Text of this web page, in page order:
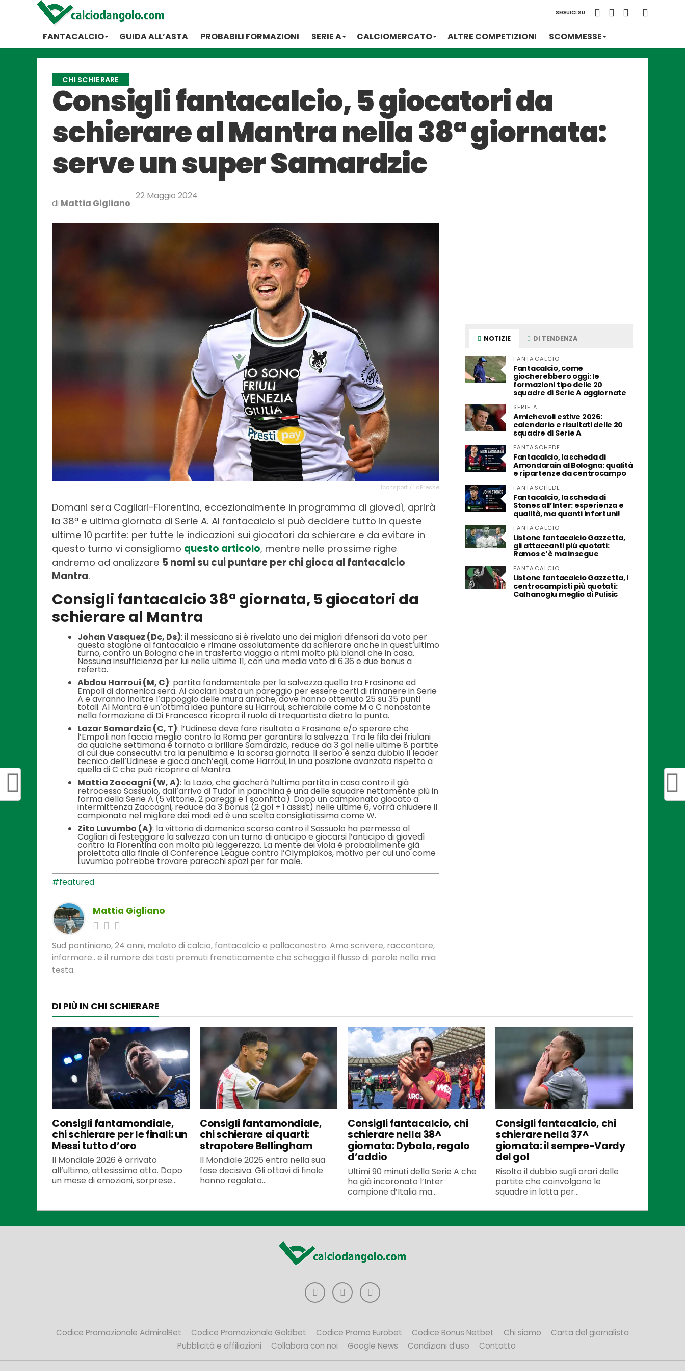
SEGUICI SU
FANTACALCIO GUIDA ALL’ASTA PROBABILI FORMAZIONI SERIE A CALCIOMERCATO ALTRE COMPETIZIONI SCOMMESSE
CHI SCHIERARE
Consigli fantacalcio, 5 giocatori da
schierare al Mantra nella 38ª giornata:
serve un super Samardzic
di Mattia Gigliano
22 Maggio 2024
Iconsport / LaPresse
Domani sera Cagliari-Fiorentina, eccezionalmente in programma di giovedì, aprirà
la 38ª e ultima giornata di Serie A. Al fantacalcio si può decidere tutto in queste
ultime 10 partite: per tutte le indicazioni sui giocatori da schierare e da evitare in
questo turno vi consigliamo questo articolo, mentre nelle prossime righe
andremo ad analizzare 5 nomi su cui puntare per chi gioca al fantacalcio
Mantra.
Consigli fantacalcio 38ª giornata, 5 giocatori da
schierare al Mantra
Johan Vasquez (Dc, Ds): il messicano si è rivelato uno dei migliori difensori da voto per
questa stagione al fantacalcio e rimane assolutamente da schierare anche in quest’ultimo
turno, contro un Bologna che in trasferta viaggia a ritmi molto più blandi che in casa.
Nessuna insufficienza per lui nelle ultime 11, con una media voto di 6.36 e due bonus a
referto.
Abdou Harroui (M, C): partita fondamentale per la salvezza quella tra Frosinone ed
Empoli di domenica sera. Ai ciociari basta un pareggio per essere certi di rimanere in Serie
A e avranno inoltre l’appoggio delle mura amiche, dove hanno ottenuto 25 su 35 punti
totali. Al Mantra è un’ottima idea puntare su Harroui, schierabile come M o C nonostante
nella formazione di Di Francesco ricopra il ruolo di trequartista dietro la punta.
Lazar Samardzic (C, T): l’Udinese deve fare risultato a Frosinone e/o sperare che
l’Empoli non faccia meglio contro la Roma per garantirsi la salvezza. Tra le fila dei friulani
da qualche settimana è tornato a brillare Samardzic, reduce da 3 gol nelle ultime 8 partite
di cui due consecutivi tra la penultima e la scorsa giornata. Il serbo è senza dubbio il leader
tecnico dell’Udinese e gioca anch’egli, come Harroui, in una posizione avanzata rispetto a
quella di C che può ricoprire al Mantra.
Mattia Zaccagni (W, A): la Lazio, che giocherà l’ultima partita in casa contro il già
retrocesso Sassuolo, dall’arrivo di Tudor in panchina è una delle squadre nettamente più in
forma della Serie A (5 vittorie, 2 pareggi e 1 sconfitta). Dopo un campionato giocato a
intermittenza Zaccagni, reduce da 3 bonus (2 gol + 1 assist) nelle ultime 6, vorrà chiudere il
campionato nel migliore dei modi ed è una scelta consigliatissima come W.
Zito Luvumbo (A): la vittoria di domenica scorsa contro il Sassuolo ha permesso al
Cagliari di festeggiare la salvezza con un turno di anticipo e giocarsi l’anticipo di giovedì
contro la Fiorentina con molta più leggerezza. La mente dei viola è probabilmente già
proiettata alla finale di Conference League contro l’Olympiakos, motivo per cui uno come
Luvumbo potrebbe trovare parecchi spazi per far male.
#featured
Mattia Gigliano
Sud pontiniano, 24 anni, malato di calcio, fantacalcio e pallacanestro. Amo scrivere, raccontare,
informare.. e il rumore dei tasti premuti freneticamente che scheggia il flusso di parole nella mia
testa.
NOTIZIE DI TENDENZA
FANTACALCIO
Fantacalcio, come
giocherebbero oggi: le
formazioni tipo delle 20
squadre di Serie A aggiornate
SERIE A
Amichevoli estive 2026:
calendario e risultati delle 20
squadre di Serie A
FANTASCHEDE
Fantacalcio, la scheda di
Amondarain al Bologna: qualità
e ripartenze da centrocampo
FANTASCHEDE
Fantacalcio, la scheda di
Stones all’Inter: esperienza e
qualità, ma quanti infortuni!
FANTACALCIO
Listone fantacalcio Gazzetta,
gli attaccanti più quotati:
Ramos c’è ma insegue
FANTACALCIO
Listone fantacalcio Gazzetta, i
centrocampisti più quotati:
Calhanoglu meglio di Pulisic
DI PIÙ IN CHI SCHIERARE
Consigli fantamondiale,
chi schierare per le finali: un
Messi tutto d’oro
Il Mondiale 2026 è arrivato
all’ultimo, attesissimo atto. Dopo
un mese di emozioni, sorprese...
Consigli fantamondiale,
chi schierare ai quarti:
strapotere Bellingham
Il Mondiale 2026 entra nella sua
fase decisiva. Gli ottavi di finale
hanno regalato...
Consigli fantacalcio, chi
schierare nella 38^
giornata: Dybala, regalo
d’addio
Ultimi 90 minuti della Serie A che
ha già incoronato l’Inter
campione d’Italia ma...
Consigli fantacalcio, chi
schierare nella 37^
giornata: il sempre-Vardy
del gol
Risolto il dubbio sugli orari delle
partite che coinvolgono le
squadre in lotta per...
Codice Promozionale AdmiralBet Codice Promozionale Goldbet Codice Promo Eurobet Codice Bonus Netbet Chi siamo
Carta del giornalista
Pubblicità e affiliazioni
Collabora con noi Google News Condizioni d’uso Contatto